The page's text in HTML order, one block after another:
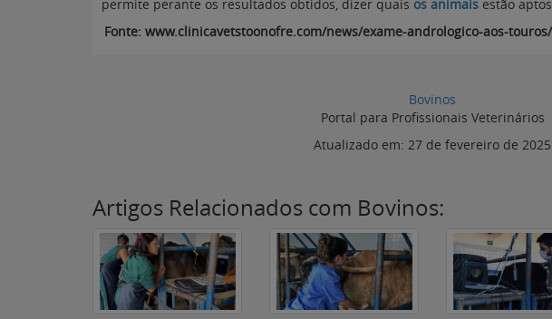
permite perante os resultados obtidos, dizer quais os animais estão
Fonte: www.clinicavetstoonofre.com/news/exame-andrologico-aos-touros/
Bovinos
Portal para Profissionais Veterinários
Atualizado em: 27 de fevereiro de 2025
Artigos Relacionados com Bovinos: